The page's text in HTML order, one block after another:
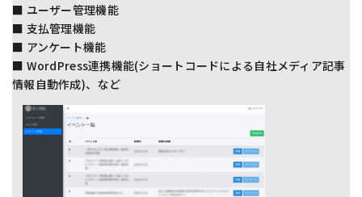
■ ユーザー管理機能
■ 支払管理機能
■ アンケート機能
■ WordPress連携機能(ショートコードによる自社メディア記事
情報自動作成)、など